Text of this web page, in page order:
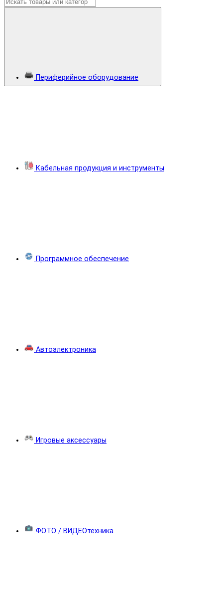
Периферийное оборудование
Кабельная продукция и инструменты
Программное обеспечение
Автоэлектроника
Игровые аксессуары
ФОТО / ВИДЕОтехника